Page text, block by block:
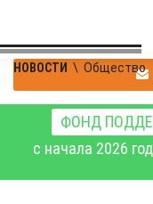
НОВОСТИ \ Общество
ФОНД
с начала 2026